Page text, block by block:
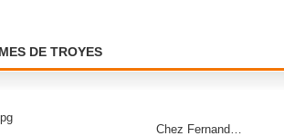
DE TROYES
Chez Fernand…